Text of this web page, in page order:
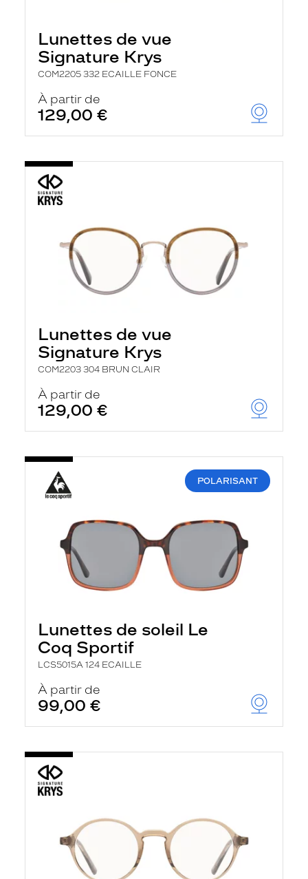
Lunettes de vue
Signature Krys
COM2205 332 ECAILLE FONCE
À partir de
129,00 €
Lunettes de vue
Signature Krys
COM2203 304 BRUN CLAIR
À partir de
129,00 €
POLARISANT
Lunettes de soleil Le
Coq Sportif
LCS5015A 124 ECAILLE
À partir de
99,00 €